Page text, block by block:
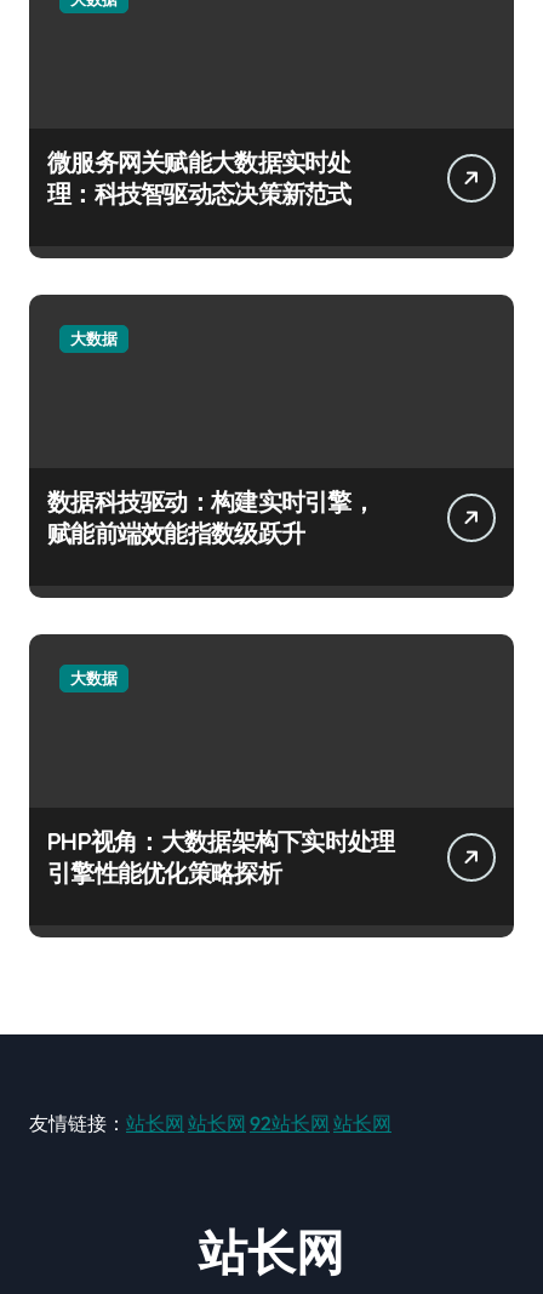
微服务网关赋能大数据实时处
理：科技智驱动态决策新范式
大数据
数据科技驱动：构建实时引擎，
赋能前端效能指数级跃升
大数据
PHP视角：大数据架构下实时处理
引擎性能优化策略探析
友情链接： 站长网 站长网 92站长网 站长网
站长网